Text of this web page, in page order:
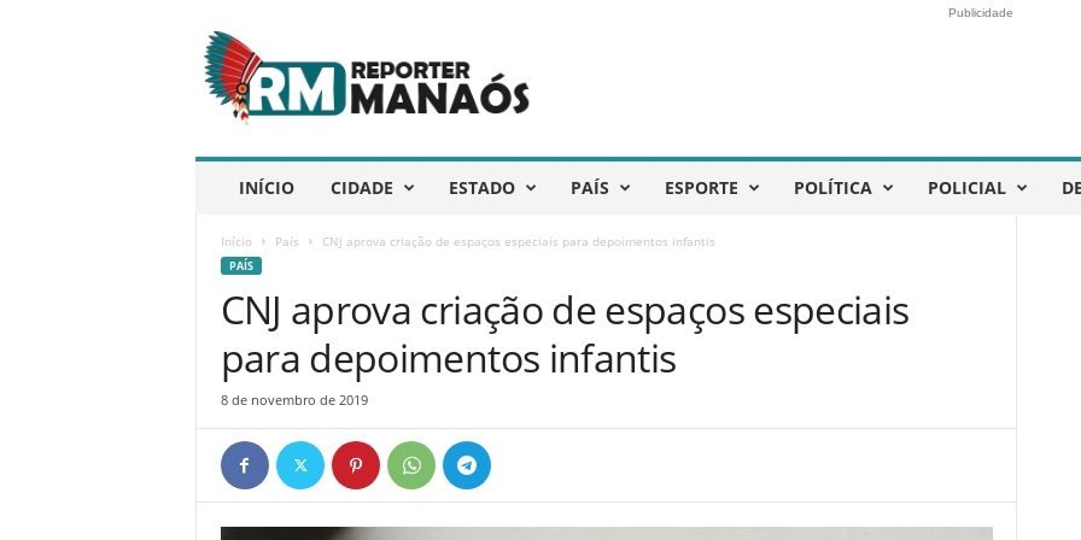
e
p
ó
Publicidade
INÍCIO CIDADE ESTADO PAÍS ESPORTE POLÍTICA POLICIAL
Início País CNJ aprova criação de espaços especiais para depoimentos infantis
PAÍS
CNJ aprova criação de espaços especiais
para depoimentos infantis
8 de novembro de 2019